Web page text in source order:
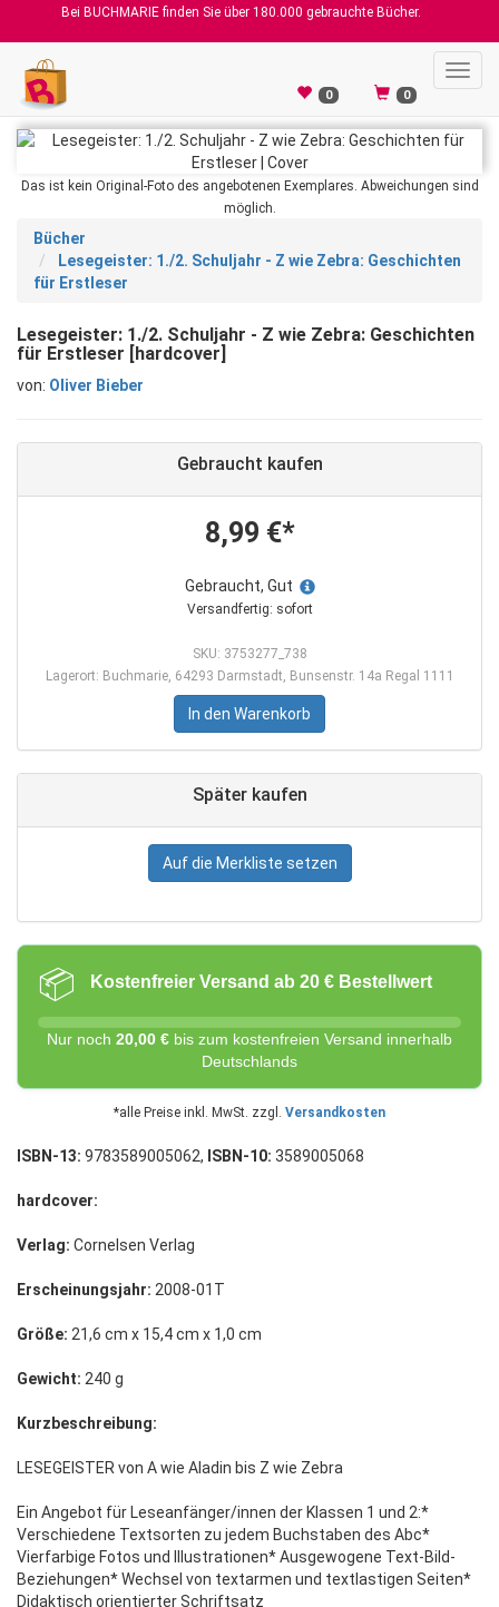
Bei BUCHMARIE finden Sie über 180.000 gebrauchte Bücher.
0 0
Das ist kein Original-Foto des angebotenen Exemplares. Abweichungen sind
möglich.
Bücher
Lesegeister: 1./2. Schuljahr - Z wie Zebra: Geschichten
für Erstleser
Lesegeister: 1./2. Schuljahr - Z wie Zebra: Geschichten
für Erstleser [hardcover]
von: Oliver Bieber
Gebraucht kaufen
8,99 €*
Gebraucht, Gut
Versandfertig: sofort
SKU: 3753277_738
Lagerort: Buchmarie, 64293 Darmstadt, Bunsenstr. 14a Regal 1111
In den Warenkorb
Später kaufen
Auf die Merkliste setzen
📦 Kostenfreier Versand ab 20 € Bestellwert
Nur noch 20,00 € bis zum kostenfreien Versand innerhalb
Deutschlands
*alle Preise inkl. MwSt. zzgl. Versandkosten
ISBN-13: 9783589005062, ISBN-10: 3589005068
hardcover:
Verlag: Cornelsen Verlag
Erscheinungsjahr: 2008-01T
Größe: 21,6 cm x 15,4 cm x 1,0 cm
Gewicht: 240 g
Kurzbeschreibung:
LESEGEISTER von A wie Aladin bis Z wie Zebra
Ein Angebot für Leseanfänger/innen der Klassen 1 und 2:*
Verschiedene Textsorten zu jedem Buchstaben des Abc*
Vierfarbige Fotos und Illustrationen* Ausgewogene Text-Bild-
Beziehungen* Wechsel von textarmen und textlastigen Seiten*
Didaktisch orientierter Schriftsatz